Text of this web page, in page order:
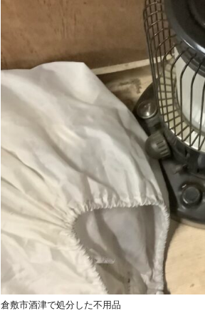
倉敷市酒津で処分した不用品